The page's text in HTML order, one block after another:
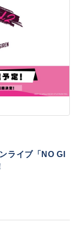
ライブ「NO GI